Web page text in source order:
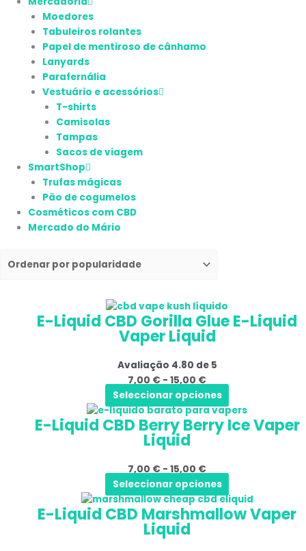
Moedores
Tabuleiros rolantes
Papel de mentiroso de cânhamo
Lanyards
Parafernália
Vestuário e acessórios
T-shirts
Camisolas
Tampas
Sacos de viagem
SmartShop
Trufas mágicas
Pão de cogumelos
Cosméticos com CBD
Mercado do Mário
E-Liquid CBD Gorilla Glue E-Liquid
Vaper Liquid
Avaliação 4.80 de 5
7,00 € - 15,00 €
Gama
de
preços:
a
Seleccionar opciones
Este
produto
tem
variantes.
As
opções
podem
ser
selecionadas
página
do
produto
E-Liquid CBD Berry Berry Ice Vaper
Liquid
7,00 € - 15,00 €
Gama
de
a
15,00 €
Seleccionar opciones
Este
produto
tem
variantes.
As
opções
podem
ser
E-Liquid CBD Marshmallow Vaper
Liquid
Gama
de
Este
produto
tem